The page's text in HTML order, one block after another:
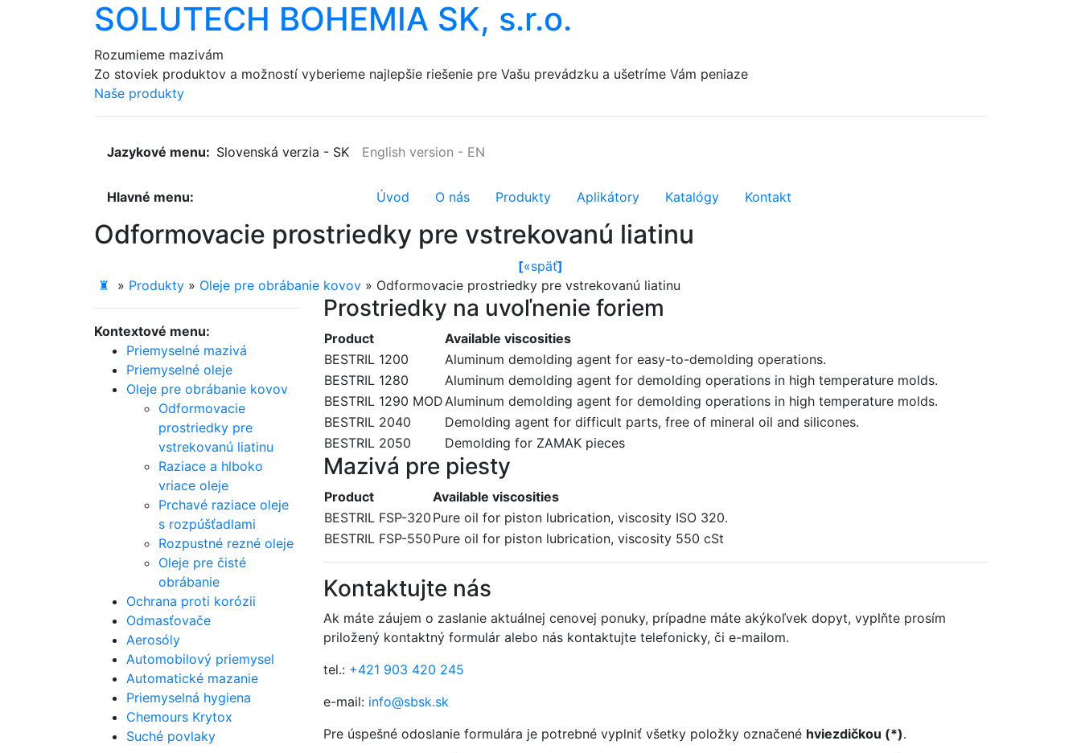
SOLUTECH BOHEMIA SK, s.r.o.
Rozumieme mazivám
Zo stoviek produktov a možností vyberieme najlepšie riešenie pre Vašu prevádzku a ušetríme Vám peniaze
Naše produkty
Jazykové menu: Slovenská verzia - SK English version - EN
Hlavné menu: Úvod O nás Produkty Aplikátory Katalógy Kontakt
Odformovacie prostriedky pre vstrekovanú liatinu
[«späť]
♜
» Produkty » Oleje pre obrábanie kovov » Odformovacie prostriedky pre vstrekovanú liatinu
Kontextové menu:
Priemyselné mazivá
Priemyselné oleje
Oleje pre obrábanie kovov
Odformovacie
prostriedky pre
vstrekovanú liatinu
Raziace a hlboko
vriace oleje
Prchavé raziace oleje
s rozpúšťadlami
Rozpustné rezné oleje
Oleje pre čisté
obrábanie
Ochrana proti korózii
Odmasťovače
Aerosóly
Automobilový priemysel
Automatické mazanie
Priemyselná hygiena
Chemours Krytox
Suché povlaky
Prostriedky na uvoľnenie foriem
Product
Available viscosities
BESTRIL 1200
Aluminum demolding agent for easy-to-demolding operations.
BESTRIL 1280
Aluminum demolding agent for demolding operations in high temperature molds.
BESTRIL 1290 MODAluminum demolding agent for demolding operations in high temperature molds.
BESTRIL 2040
Demolding agent for difficult parts, free of mineral oil and silicones.
BESTRIL 2050
Demolding for ZAMAK pieces
Mazivá pre piesty
Product
Available viscosities
BESTRIL FSP-320 Pure oil for piston lubrication, viscosity ISO 320.
BESTRIL FSP-550 Pure oil for piston lubrication, viscosity 550 cSt
Kontaktujte nás
Ak máte záujem o zaslanie aktuálnej cenovej ponuky, prípadne máte akýkoľvek dopyt, vyplňte prosím
priložený kontaktný formulár alebo nás kontaktujte telefonicky, či e-mailom.
tel.: +421 903 420 245
e-mail: info@sbsk.sk
Pre úspešné odoslanie formulára je potrebné vyplniť všetky položky označené hviezdičkou (*).